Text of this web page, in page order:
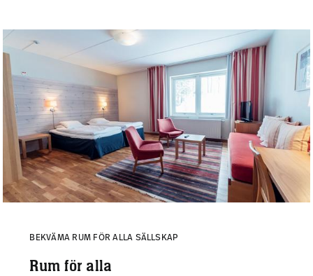
BEKVÄMA RUM FÖR ALLA SÄLLSKAP
Rum för alla